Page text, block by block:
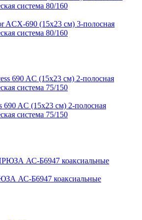
ACX-690 (15х23 см) 3-полосная
система 80/160
690 AC (15х23 см) 2-полосная
система 75/150
АС-Б6947 коаксиальные